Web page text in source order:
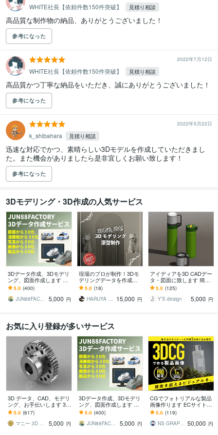
WHITE社長【依頼件数150件突破】 見積り相談
高品質な制作物の納品、ありがとうございました！
参考になった
2022年7月12日
WHITE社長【依頼件数150件突破】 見積り相談
高品質かつ丁寧な納品をいただき、誠にありがとうございました！
参考になった
2022年5月22日
k_shibahara 見積り相談
迅速な対応でかつ、素晴らしい3Dモデルを作成していただきまし
た。また機会がありましたら是非宜しくお願い致します！
参考になった
3Dモデリング・3D作成の人気サービス
3Dデータ作成、3Dモデリ
ング、図面作成します ア
クセサリー、3Dプリン
ト、3Dデータ、モデリン
グします！！
5.0 (400)
JUN88FACTORY
5,000 円
現場のプロが制作！3Dモ
デリングデータを作成し
ます ジュエリー・プロダ
クト等の高精度3D原型デ
ータを作成
5.0 (18)
HARUYA KATO
15,000 円
アイディアを3D CADデー
タ・図面に致します 簡単
な図と打ち合わせを基に
製品化できる3Dデータを
作成します
5.0 (125)
Y’S design
5,000 円
お気に入り登録が多いサービス
3D データ、CAD、モデリ
ング、お手伝いします 3D
図面作成、設計、シリコ
ン型、クラファンサポー
トまで対応。
5.0 (617)
マニー 3D CAD モデリング
5,000 円
3Dデータ作成、3Dモデリ
ング、図面作成します ア
クセサリー、3Dプリン
ト、3Dデータ、モデリン
グします！！
5.0 (400)
JUN88FACTORY
5,000 円
CGでフォトリアルな製品
画像作ります ECサイト /
ウェブサイト /クラファン
の製品画像に。
5.0 (119)
NS GRAPHICA 50,000 円